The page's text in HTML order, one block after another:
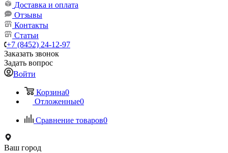
Доставка и оплата
Отзывы
Контакты
Статьи
+7 (8452) 24-12-97
Заказать звонок
Задать вопрос
Войти
Корзина0
Отложенные0
Сравнение товаров0
Ваш город